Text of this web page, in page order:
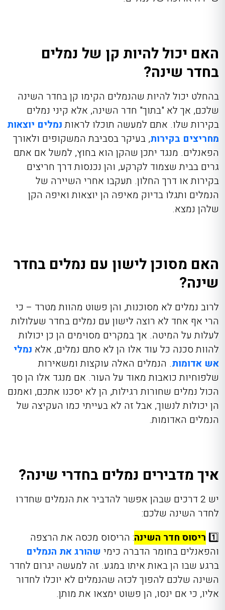
האם יכול להיות קן של נמלים
בחדר שינה?
בהחלט יכול להיות שהנמלים הקימו קן בחדר השינה
שלכם, אך לא "בתוך" חדר השינה, אלא קיני נמלים
בקירות שלו. אתם למעשה תוכלו לראותנמלים יוצאות
מחריצים בקירות, בעיקר בסביבת המשקופים ולאורך
הפאנלים. מנגד יתכן שהקן הוא בחוץ, למשל אם אתם
גרים בבית שצמוד לקרקע, והן נכנסות דרך חריצים
בקירות או דרך החלון. תעקבו אחרי השיירה של
הנמלים ותגלו בדיוק מאיפה הן יוצאות ואיפה הקן
שלהן נמצא.
האם מסוכן לישון עם נמלים בחדר
שינה?
לרוב נמלים לא מסוכנות, והן פשוט מהוות מטרד – כי
הרי אף אחד לא רוצה לישון עם נמלים בחדר שעלולות
לעלות על המיטה. אך במקרים מסוימים הן כן יכולות
להוות סכנה כל עוד אלו הן לא סתם נמלים, אלא נמלי
אש אדומות. הנמלים האלה עוקצות ומשאירות
שלפוחיות כואבות מאוד על העור. אם מנגד אלו הן סך
הכול נמלים שחורות רגילות, הן לא יסכנו אתכם, ואמנם
הן יכולות לנשוך, אבל זה לא בעייתי כמו העקיצה של
הנמלים האדומות.
איך מדבירים נמלים בחדרי שינה?
יש 2 דרכים שבהן אפשר להדביר את הנמלים שחדרו
לחדר השינה שלכם:
1️⃣ ריסוס חדר השינה: הריסוס מכסה את הרצפה
והפאנלים בחומר הדברה כימי שהורג את הנמלים
ברגע שבו הן באות איתו במגע. זה למעשה יגרום לחדר
השינה שלכם להפוך לכזה שהנמלים לא יוכלו לחדור
אליו, כי אם ינסו, הן פשוט ימצאו את מותן.